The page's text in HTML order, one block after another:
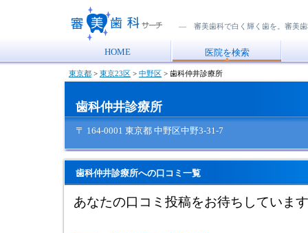
― 審美歯科で白く輝く歯を。審美
HOME 医院を検索
東京都 > 東京23区 > 中野区 > 歯科仲井診療所
歯科仲井診療所
〒 164-0001 東京都 中野区中野3-31-7
歯科仲井診療所への口コミ一覧
あなたの口コミ投稿をお待ちしています